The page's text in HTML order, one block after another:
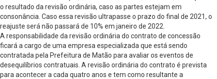
o resultado da revisão ordinária, caso as partes estejam em
consonância. Caso essa revisão ultrapasse o prazo do final de 2021, o
reajuste será não passará de 10% em janeiro de 2022.
A responsabilidade da revisão ordinária do contrato de concessão
ficará a cargo de uma empresa especializada que está sendo
contratada pela Prefeitura de Matão para avaliar os eventos de
desequilíbrios contratuais. A revisão ordinária do contrato é prevista
para acontecer a cada quatro anos e tem como resultante a